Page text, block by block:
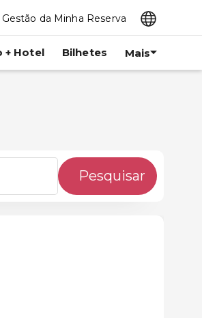
Gestão da Minha Reserva
+ Hotel Bilhetes Mais
Pesquisar